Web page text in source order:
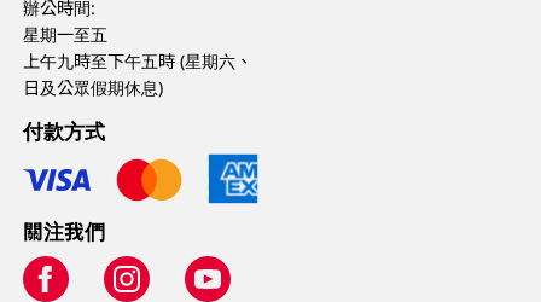
辦公時間:
星期一至五
上午九時至下午五時 (星期六、
日及公眾假期休息)
付款方式
關注我們